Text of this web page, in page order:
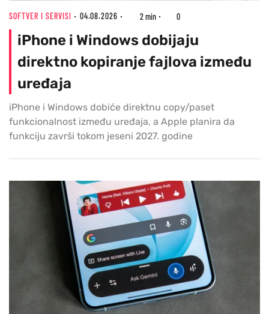
SOFTVER I SERVISI 04.08.2026 2 min 0
iPhone i Windows dobijaju
direktno kopiranje fajlova između
uređaja
iPhone i Windows dobiće direktnu copy/paset
funkcionalnost između uređaja, a Apple planira da
funkciju završi tokom jeseni 2027. godine